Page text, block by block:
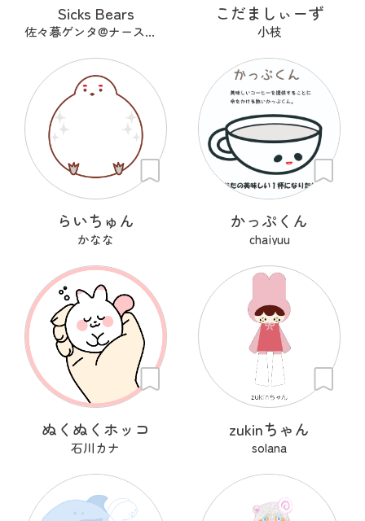
Sicks Bears
佐々暮ゲンタ@ナース兼描き
こだましぃーず
小枝
らいちゅん
かなな
かっぷくん
chaiyuu
ぬくぬくホッコ
石川カナ
zukinちゃん
solana